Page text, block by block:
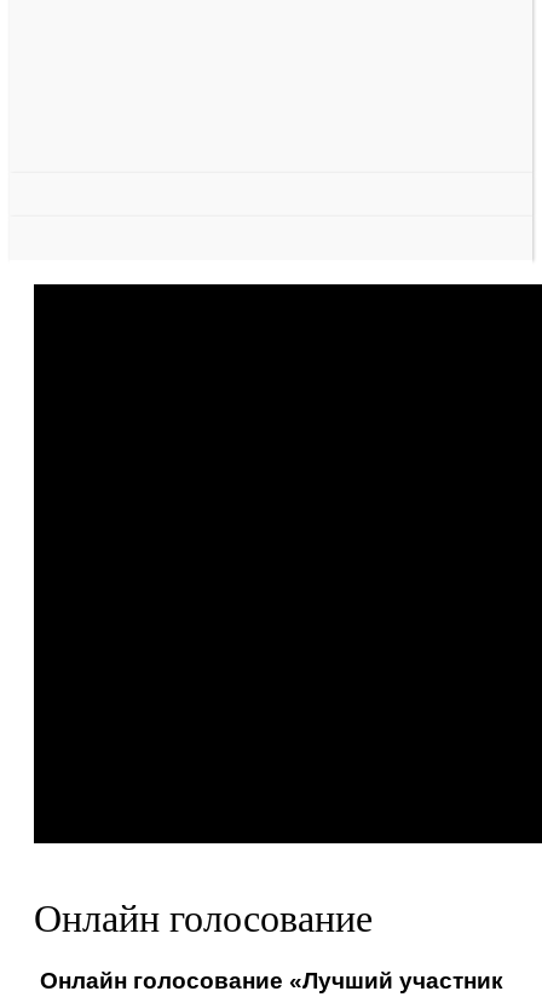
Онлайн голосование
Онлайн голосование «Лучший участник